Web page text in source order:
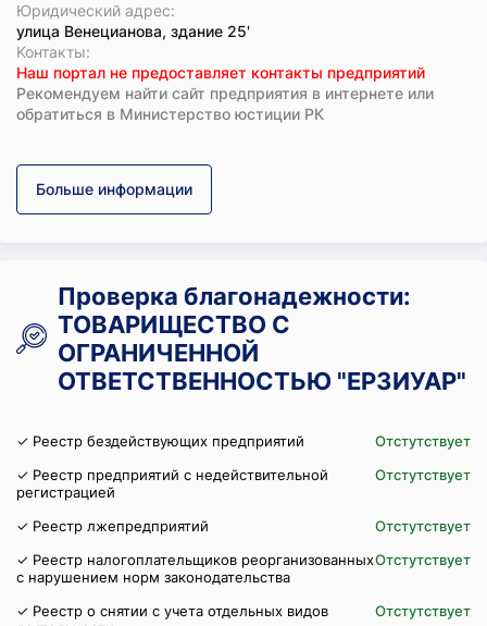
Юридический адрес:
улица Венецианова, здание 25'
Koнтaкты:
Наш портал не предоставляет контакты предприятий
Рекомендуем найти сайт предприятия в интернете или
обратиться в Министерство юстиции РК
Больше информации
Проверка благонадежности:
ТОВАРИЩЕСТВО С
ОГРАНИЧЕННОЙ
ОТВЕТСТВЕННОСТЬЮ "ЕРЗИУАР"
✓ Реестр бездействующих предприятий
Отстутствует
✓ Реестр предприятий с недействительной
регистрацией
Отстутствует
✓ Реестр лжепредприятий
Отстутствует
✓ Реестр налогоплательщиков реорганизованных
с нарушением норм законодательства
Отстутствует
✓ Реестр о снятии с учета отдельных видов
Отстутствует